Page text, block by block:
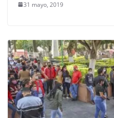
31 mayo, 2019